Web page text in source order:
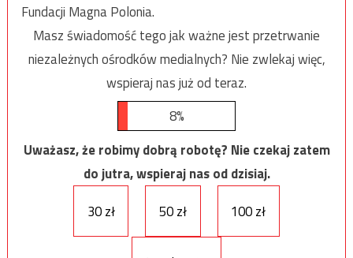
Fundacji Magna Polonia.
Masz świadomość tego jak ważne jest przetrwanie
niezależnych ośrodków medialnych? Nie zwlekaj więc,
wspieraj nas już od teraz.
8%
Uważasz, że robimy dobrą robotę? Nie czekaj zatem
do jutra, wspieraj nas od dzisiaj.
30 zł
50 zł 100 zł